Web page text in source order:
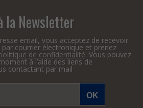
la Newsletter
email, vous acceptez de recevoir
courrier électronique et prenez
de confidentialité. Vous pouvez
à l’aide des liens de
contactant par mail